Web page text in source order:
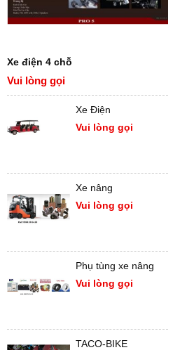
Xe điện 4 chỗ
Vui lòng gọi
Xe Điện
Vui lòng gọi
Xe nâng
Vui lòng gọi
Phụ tùng xe nâng
Vui lòng gọi
TACO-BIKE